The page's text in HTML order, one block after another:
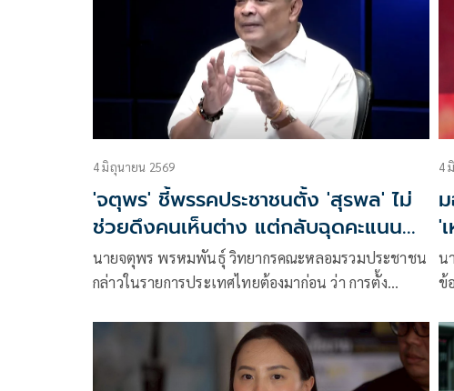
4 มิถุนายน 2569
'จตุพร' ชี้พรรคประชาชนตั้ง 'สุรพล' ไม่
ช่วยดึงคนเห็นต่าง แต่กลับฉุดคะแนน
'ดร.โจ' ลดวูบ
นายจตุพร พรหมพันธุ์ วิทยากรคณะหลอมรวมประชาชน
กล่าวในรายการประเทศไทยต้องมาก่อน ว่า การตั้ง
สนช. เป็นประธานยุทธศาสตร์นายชัยวัฒน์ สถาวรวิจิตร
ผู้สมัครผู้ว่า กทม.ของพรรคประชาชน จะทำให้คะแนน
นิยมของพรรคลดลง
4
'
น
ข้
จั
ก